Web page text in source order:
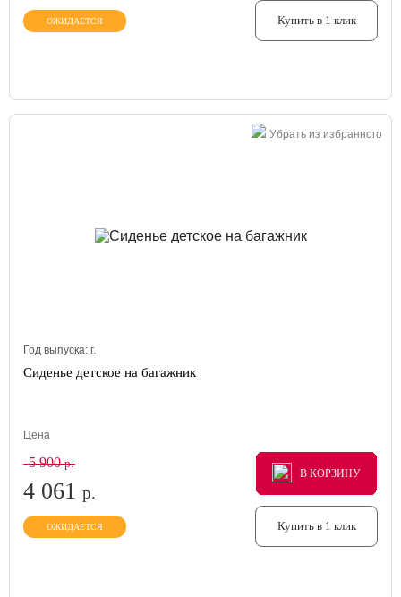
ОЖИДАЕТСЯ Купить в 1 клик
Убрать из избранного
Год выпуска: г.
Сиденье детское на багажник
Цена
5 900р.
4 061 р.
ОЖИДАЕТСЯ
В КОРЗИНУ
В КОРЗИНУ
В КОРЗИНУ
Купить в 1 клик